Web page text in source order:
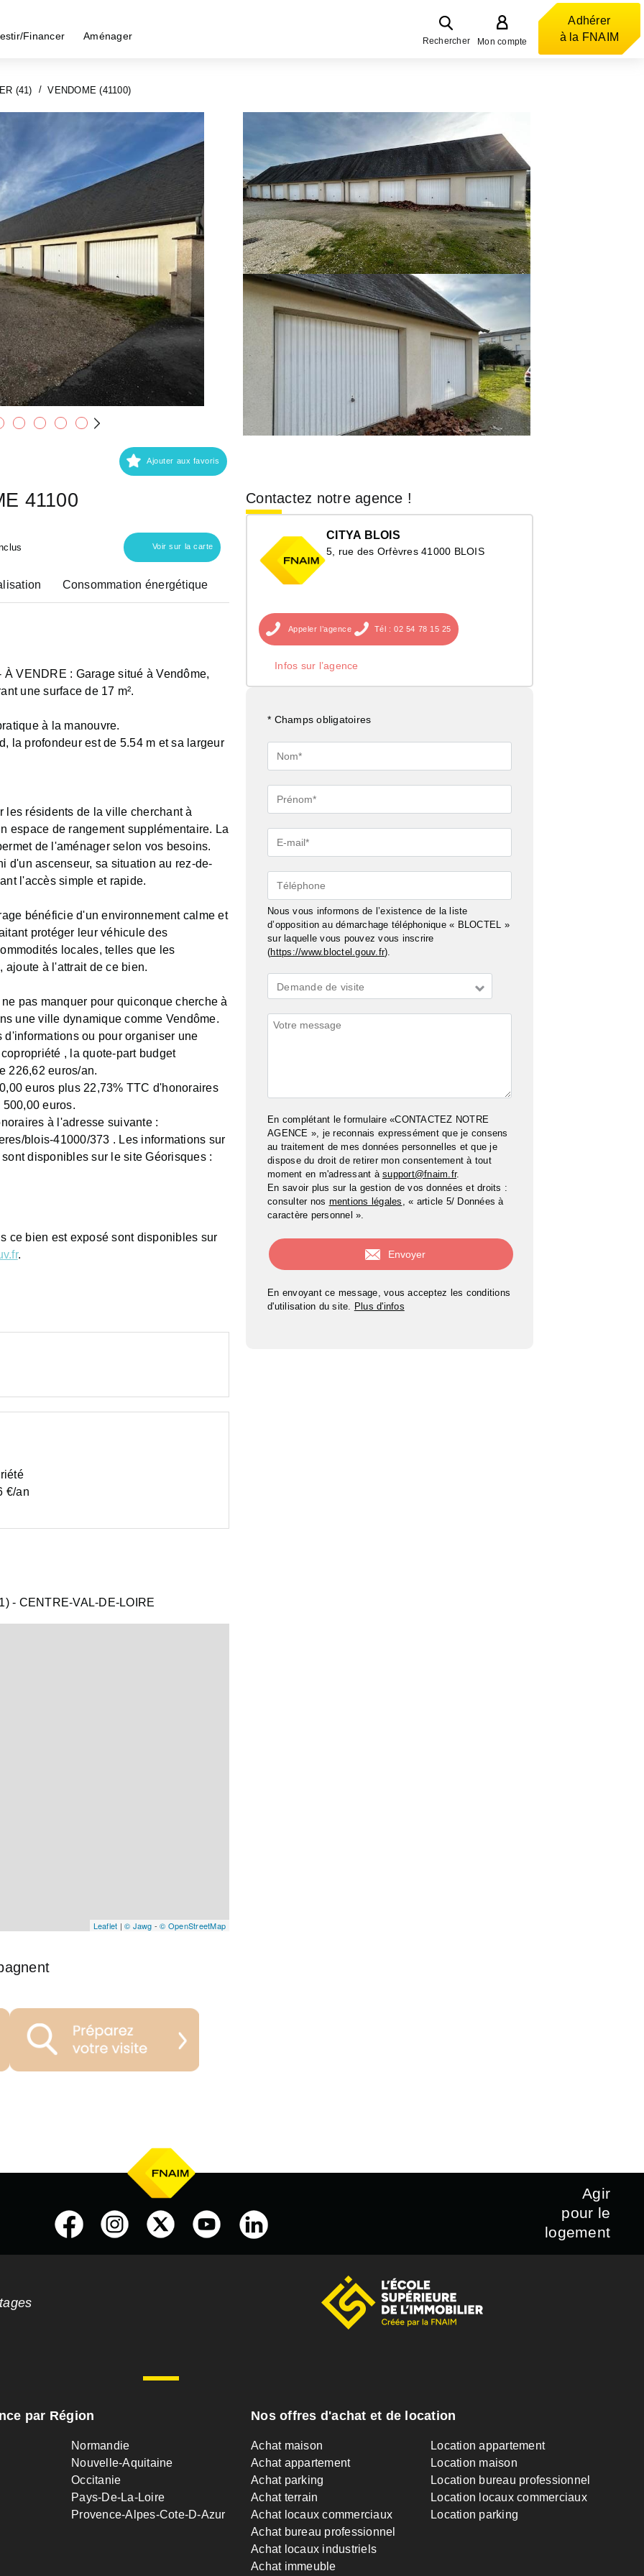
Financer Aménager Rechercher Mon compte
Adhérer
à la FNAIM
(41) VENDOME (41100)
Ajouter aux favoris
41100
Voir sur la carte
Consommation énergétique
VENDRE : Garage situé à Vendôme,
une surface de 17 m².
à la manouvre.
la profondeur est de 5.54 m et sa largeur
les résidents de la ville cherchant à
espace de rangement supplémentaire. La
de l'aménager selon vos besoins.
d'un ascenseur, sa situation au rez-de-
l'accès simple et rapide.
bénéficie d'un environnement calme et
protéger leur véhicule des
locales, telles que les
ajoute à l'attrait de ce bien.
pas manquer pour quiconque cherche à
une ville dynamique comme Vendôme.
ou pour organiser une
, la quote-part budget
226,62 euros/an.
euros plus 22,73% TTC d'honoraires
euros.
à l'adresse suivante :
blois-41000/373 . Les informations sur
disponibles sur le site Géorisques :
ce bien est exposé sont disponibles sur
.
€/an
- CENTRE-VAL-DE-LOIRE
Leaflet | © Jawg -© OpenStreetMap
Contactez notre agence !
CITYA BLOIS
5, rue des Orfèvres 41000 BLOIS
Appeler l’agence Tél : 02 54 78 15 25
Infos sur l’agence
* Champs obligatoires
Nom*
Prénom*
E-
mail*
Téléphone
Nous vous informons de l’existence de la liste
d’opposition au démarchage téléphonique « BLOCTEL »
sur laquelle vous pouvez vous inscrire
(https://www.bloctel.gouv.fr).
Demande
*
Demande de visite
Commentaires
En complétant le formulaire «CONTACTEZ NOTRE
AGENCE », je reconnais expressément que je consens
au traitement de mes données personnelles et que je
dispose du droit de retirer mon consentement à tout
moment en m'adressant à support@fnaim.fr.
En savoir plus sur la gestion de vos données et droits :
consulter nos mentions légales , « article 5/ Données à
caractère personnel ».
En envoyant ce message, vous acceptez les conditions
d'utilisation du site. Plus d'infos
Agir
pour le
logement
par Région
Normandie
Nouvelle-Aquitaine
Occitanie
Pays-De-La-Loire
Provence-Alpes-Cote-D-Azur
Nos offres d'achat et de location
Achat maison
Achat appartement
Achat parking
Achat terrain
Achat locaux commerciaux
Achat bureau professionnel
Achat locaux industriels
Achat immeuble
Location appartement
Location maison
Location bureau professionnel
Location locaux commerciaux
Location parking